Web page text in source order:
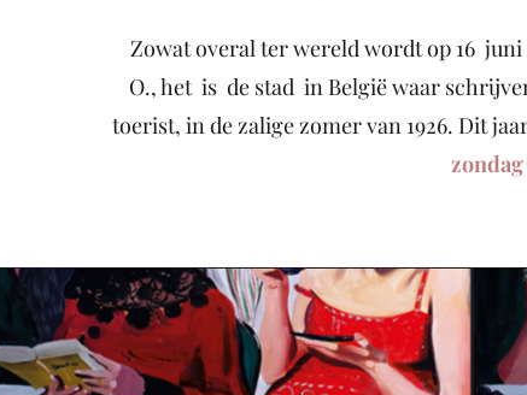
Zowat overal ter wereld wordt op 16 juni
O., het is de stad in België waar
toerist, in de zalige zomer van 1926. Dit